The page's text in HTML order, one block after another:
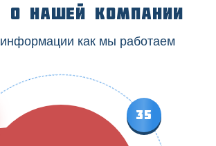
нашей компании
как мы работаем
35